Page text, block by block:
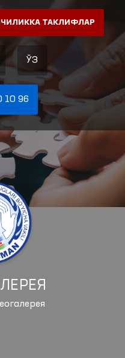
ТАКЛИФЛАР
ЎЗ
10 96